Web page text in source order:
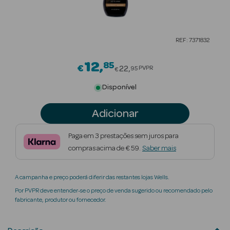
Beauty Season
Beauty Season
Maquilhagem
Beauty Season
Perfumes
REF: 7371832
€12 85Price reduced from
€22 95 PVPR
Disponível
Adicionar
Paga em 3 prestações sem juros para
compras acima de € 59. Saber mais
A campanha e preço poderá diferir das restantes lojas Wells.
Por PVPR deve entender-se o preço de venda sugerido ou recomendado pelo
fabricante, produtor ou fornecedor.